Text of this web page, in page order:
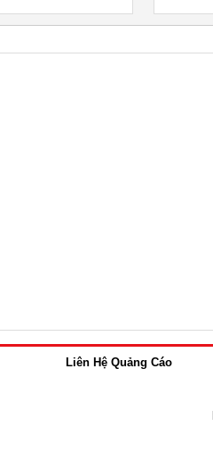
Liên Hệ Quảng Cáo